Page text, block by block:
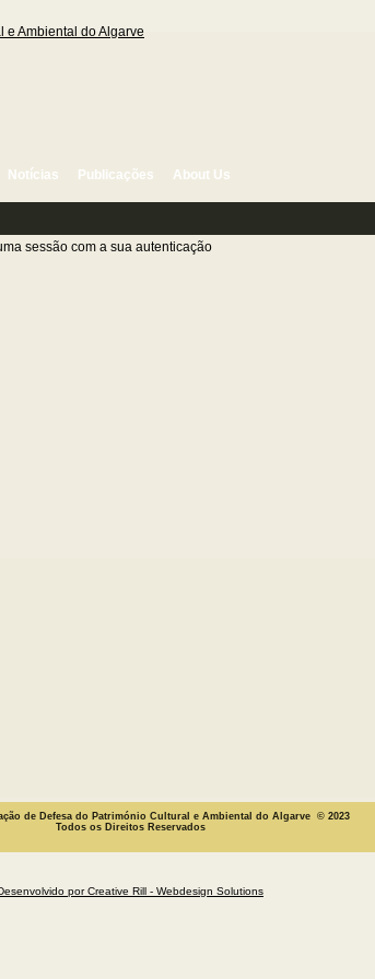
Notícias Publicações About Us
sessão com a sua autenticação
de Defesa do Património Cultural e Ambiental do Algarve © 2023
Todos os Direitos Reservados
por Creative Rill - Webdesign Solutions